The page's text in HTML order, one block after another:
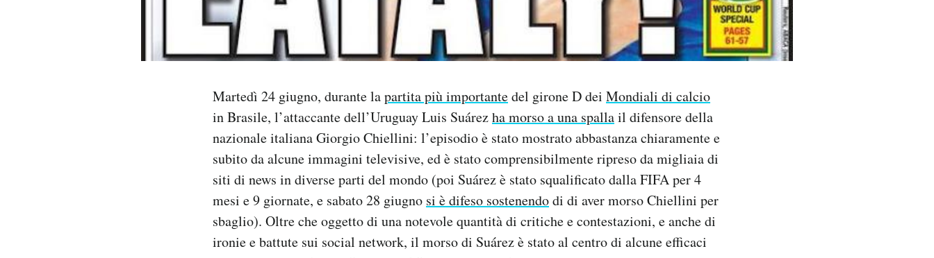
Martedì 24 giugno, durante lapartita più importantedel girone D dei Mondiali di calcio
in Brasile, l’attaccante dell’Uruguay Luis Suárezha morso a una spallail difensore della
nazionale italiana Giorgio Chiellini: l’episodio è stato mostrato abbastanza chiaramente e
subito da alcune immagini televisive, ed è stato comprensibilmente ripreso da migliaia di
siti di news in diverse parti del mondo (poi Suárez è stato squalificato dalla FIFA per 4
mesi e 9 giornate, e sabato 28 giugno si è difeso sostenendodi di aver morso Chiellini per
sbaglio). Oltre che oggetto di una notevole quantità di critiche e contestazioni, e anche di
ironie e battute sui social network, il morso di Suárez è stato al centro di alcune efficaci